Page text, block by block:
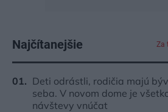
Najčítanejšie Za
Deti odrástli, rodičia majú
seba. V novom dome je
návštevy vnúčat